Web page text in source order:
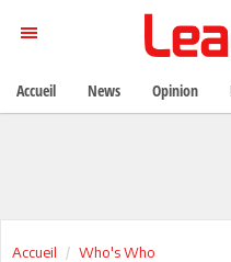
Accueil Who's Who
Accueil News Opinion